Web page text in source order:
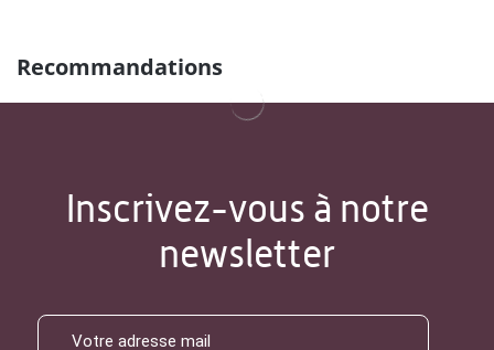
Recommandations
Inscrivez-vous à notre
newsletter